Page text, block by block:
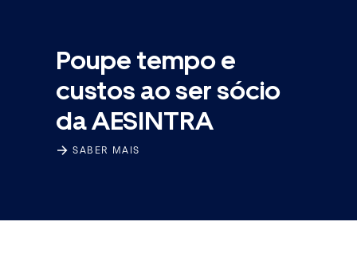
Poupe tempo e
custos ao ser sócio
da AESINTRA
SABER MAIS